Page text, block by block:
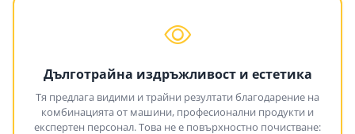
Дълготрайна издръжливост и естетика
Тя предлага видими и трайни резултати благодарение на
комбинацията от машини, професионални продукти и
експертен персонал. Това не е повърхностно почистване: